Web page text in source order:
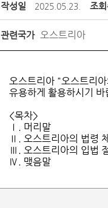
작성일 2025.05.23. 조
관련국가 오스트리아
오스트리아 "오스트리
유용하게 활용하시기 바
<목차>
Ⅰ. 머리말
Ⅱ. 오스트리아의 법령
Ⅲ. 오스트리아의 입법
Ⅳ. 맺음말